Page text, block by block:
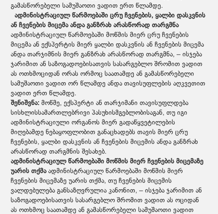
გამასწორებელი სამუშაოთი ვადით ერთ წლამდე.
ადმინისტრაციულ წარმოებაში ცრუ ჩვენების, ყალბი დასკვნის
ან ჩვენების მიცემა ანდა განზრახ არასწორად თარგმნა
ადმინისტრაციულ წარმოებაში მოწმის მიერ ცრუ ჩვენების
მიცემა ან ექსპერტის მიერ ყალბი დასკვნის ან ჩვენების მიცემა
ანდა თარჯიმნის მიერ განზრახ არასწორად თარგმნა, – ისჯება
ჯარიმით ან საზოგადოებისათვის სასარგებლო შრომით ვადით
ას ოთხმოციდან ორას ორმოც საათამდე ან გამასწორებელი
სამუშაოთი ვადით ორ წლამდე ანდა თავისუფლების აღკვეთით
ვადით ერთ წლამდე.
შენიშვნა: მოწმე, ექსპერტი ან თარჯიმანი თავისუფლდება
სისხლისსამართლებრივი პასუხისმგებლობისაგან, თუ იგი
ადმინისტრაციული ორგანოს მიერ გადაწყვეტილების
მიღებამდე ნებაყოფლობით განაცხადებს თავის მიერ ცრუ
ჩვენების, ყალბი დასკვნის ან ჩვენების მიცემის ანდა განზრახ
არასწორად თარგმნის შესახებ.
ადმინისტრაციულ წარმოებაში მოწმის მიერ ჩვენების მიცემაზე
უარის თქმაადმინისტრაციულ წარმოებაში მოწმის მიერ
ჩვენების მიცემაზე უარის თქმა, თუ ჩვენების მიცემის
ვალდებულება განსაზღვრულია კანონით, – ისჯება ჯარიმით ან
საზოგადოებისათვის სასარგებლო შრომით ვადით ას ოციდან
ას ოთხმოც საათამდე ან გამასწორებელი სამუშაოთი ვადით